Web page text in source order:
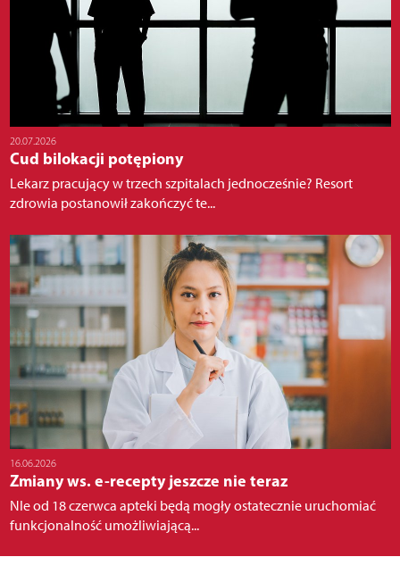
20.07.2026
Cud bilokacji potępiony
Lekarz pracujący w trzech szpitalach jednocześnie? Resort
zdrowia postanowił zakończyć te...
16.06.2026
Zmiany ws. e-recepty jeszcze nie teraz
NIe od 18 czerwca apteki będą mogły ostatecznie uruchomiać
funkcjonalność umożliwiającą...